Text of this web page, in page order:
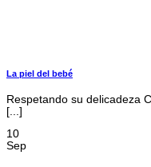
La piel del bebé
Respetando su delicadeza
[...]
10
Sep